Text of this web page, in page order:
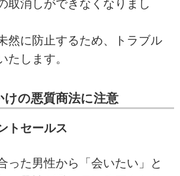
取消しができなくなりまし
然に防止するため、トラブル
たします。
けの悪質商法に注意
トセールス
った男性から「会いたい」と